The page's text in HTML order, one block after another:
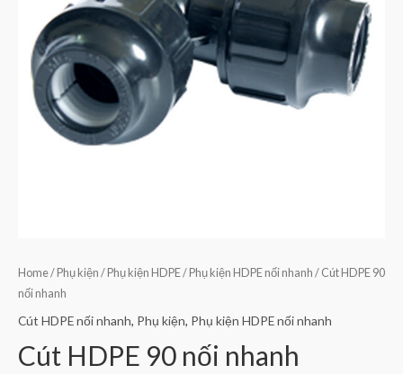
Home/ Phụ kiện / Phụ kiện HDPE/ Phụ kiện HDPE nối nhanh / Cút HDPE 90
nối nhanh
Cút HDPE nối nhanh, Phụ kiện, Phụ kiện HDPE nối nhanh
Cút HDPE 90 nối nhanh